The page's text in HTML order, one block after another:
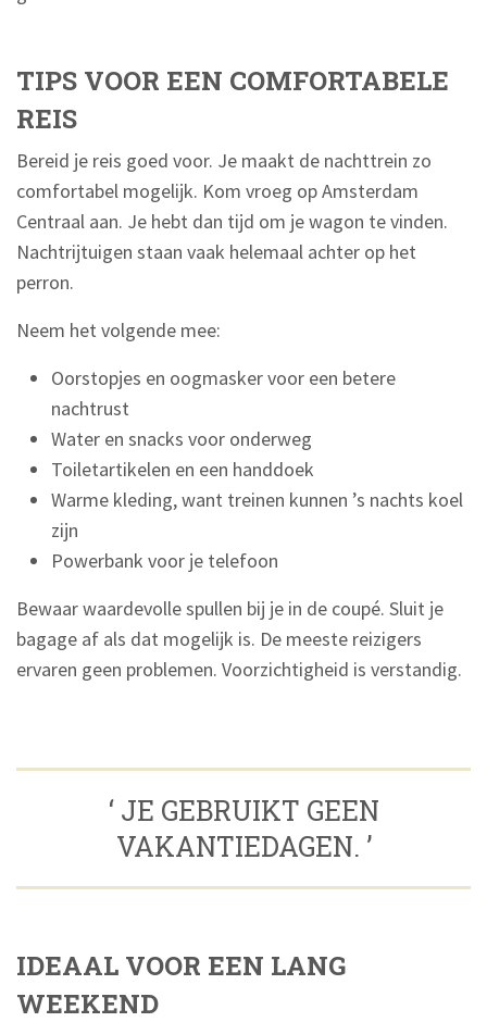
TIPS VOOR EEN COMFORTABELE
REIS
Bereid je reis goed voor. Je maakt de nachttrein zo
comfortabel mogelijk. Kom vroeg op Amsterdam
Centraal aan. Je hebt dan tijd om je wagon te vinden.
Nachtrijtuigen staan vaak helemaal achter op het
perron.
Neem het volgende mee:
Oorstopjes en oogmasker voor een betere
nachtrust
Water en snacks voor onderweg
Toiletartikelen en een handdoek
Warme kleding, want treinen kunnen ’s nachts koel
zijn
Powerbank voor je telefoon
Bewaar waardevolle spullen bij je in de coupé. Sluit je
bagage af als dat mogelijk is. De meeste reizigers
ervaren geen problemen. Voorzichtigheid is verstandig.
‘ JE GEBRUIKT GEEN
VAKANTIEDAGEN. ’
IDEAAL VOOR EEN LANG
WEEKEND